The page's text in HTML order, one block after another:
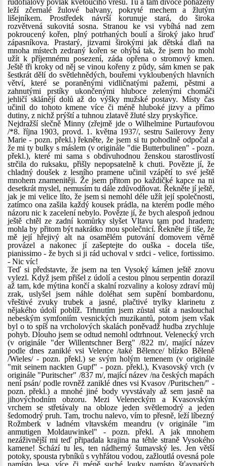
rudofialový povlak kvetoucího vřesu. Tu a tam divoce poházeny
leží zčernalé žulové balvany, pokryté mechem a žlutým
lišejníkem. Prostředek návrší korunuje stará, do široka
rozvětvená sukovitá sosna. Stranou ke vsi vybíhá nad zem
pokroucený kořen, plný potrhaných boulí a široký jako hruď
zápasníkova. Prastarý, jizvami širokými jak dětská dlaň na
mnoha místech zedraný kořen se ohýbá tak, že jsem ho mohl
užít k příjemnému posezení, záda opřena o stromový kmen.
Ještě tři kroky od něj se vinou kořeny z půdy, sám kmen se pak
šestkrát dělí do světlehnědých, bouřemi vykloubených hlavních
větví, které se poraněnými vidličnatými pažemi, pěstmi a
zahnutými prstíky ukončenými hluboce zelenými chomáči
jehličí sklánějí dolů až do výšky mužské postavy. Místy čas
učinil do tohoto kmene více či méně hluboké jizvy a přímo
dutiny, z nichž prýští a tuhnou zlatavě žluté slzy pryskyřice.
Nejdražší slečně Minny (zřejmě jde o Wilhelmine Purtaufovou
/*8. října 1903, provd. 1. května 1937/, sestru Sailerovy ženy
Marie - pozn. překl.) řekněte, že jsem si tu pohodlně odpočal a
že mi ty bulky s máslem (v originále "die Butterbulinen" - pozn.
překl.), které mi sama s obdivuhodnou ženskou starostlivostí
strčila do ruksaku, přišly nepopsatelně k chuti. Povězte jí, že
chladný doušek z lesního pramene učinil vzápětí to své ještě
mnohem znamenitěji. Že jsem přitom po každičké kapce na ni
desetkrát myslel, nemusím tu dále zdůvodňovat. Řekněte jí ještě,
jak je mi velice líto, že jsem si nemohl déle užít její společnosti,
zatímco ona zašila každý kousek prádla, na kterém podle mého
názoru nic k zacelení nebylo. Povězte jí, že bych alespoň jednou
ještě chtěl ze zadní komůrky slyšet Vltavu tam pod hradem;
mohla by přitom být nakrátko mou společnicí. Řekněte jí tiše, že
mě její hřejivý alt na osamělém putování domovem věrně
provázel a nakonec jí zašeptejte do ouška - docela tiše,
pianissimo - že bych si ji rád uchoval v srdci - velice, fortissimo.
- Nic víc!
Teď si představte, že jsem na ten Vysoký kámen ještě znovu
vylezl. Když jsem přišel z údolí a cestou plnou serpentin dorazil
až tam, kde mýtina končí a skalní rozvaliny a kolosy zdraví můj
zrak, uslyšel jsem náhle doléhat sem supění bombardonu,
vřeštivé zvuky trubek a jasné, plačtivé trylky klarinetu z
nějakého údolí poblíž. Trhnutím jsem zůstal stát a naslouchal
nebeským symfoniím vesnických muzikantů, potom jsem však
byl o to spíš na vrcholových skalách poněvadž hudba zrychluje
pohyb. Dlouho jsem se odtud nemohl odtrhnout. Velenecký vrch
(v originále "der Willentschner Berg" /822 m/, mající název
podle dnes zaniklé vsi Velence /také Bělence/ blízko Běleně
/Wieles/ - pozn. překl.) se svým holým temenem (v originále
"mit seinem nackten Gupf" - pozn. překl.), Kvasovský vrch (v
originále "Puritscher" /837 m/, mající název /na českých mapách
není psán/ podle rovněž zaniklé dnes vsi Kvasov /Puritschen/" -
pozn. překl.) a mnohé jiné body vyvstávaly až sem jasně na
jihovýchodním obzoru. Mezi Veleneckým a Kvasovským
vrchem se střetávaly na obloze jeden světlemodrý a jeden
šedomodrý pruh. Tam, trochu nalevo, vím to přesně, leží líbezný
Rožmberk v ladném vltavském meandru (v originále "im
anmutigen Moldauwinkel" - pozn. překl. A jak mnohem
nezáživnější mi teď připadala krajina na téhle straně Vysokého
kamene! Schází tu les, ten nádherný šumavský les. Jen větší
potoky, spousta rybníků s vyhřátou vodou, zažloutlá ovesná pole
namísto lesa, více či méně suché louky namísto šťavnatých